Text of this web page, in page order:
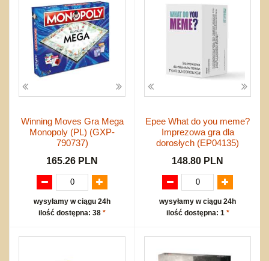
Winning Moves Gra Mega
Monopoly (PL) (GXP-
790737)
165.26 PLN
wysyłamy w ciągu 24h
ilość dostępna: 38 *
Epee What do you meme?
Imprezowa gra dla
dorosłych (EP04135)
148.80 PLN
wysyłamy w ciągu 24h
ilość dostępna: 1 *